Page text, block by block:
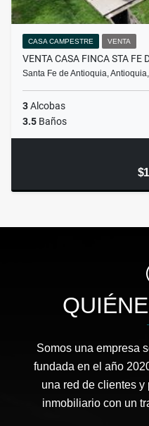
CASA CAMPESTRE VENTA
VENTA CASA FINCA STA FE
Santa Fe de Antioquia,
3Alcobas
3.5 Baños
Somos una empresa
fundada en el año
una red de clientes
inmobiliario con un